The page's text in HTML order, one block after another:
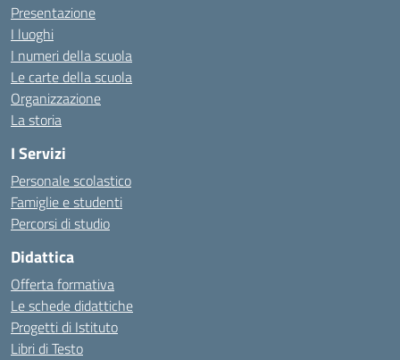
Presentazione
I luoghi
I numeri della scuola
Le carte della scuola
Organizzazione
La storia
I Servizi
Personale scolastico
Famiglie e studenti
Percorsi di studio
Didattica
Offerta formativa
Le schede didattiche
Progetti di Istituto
Libri di Testo